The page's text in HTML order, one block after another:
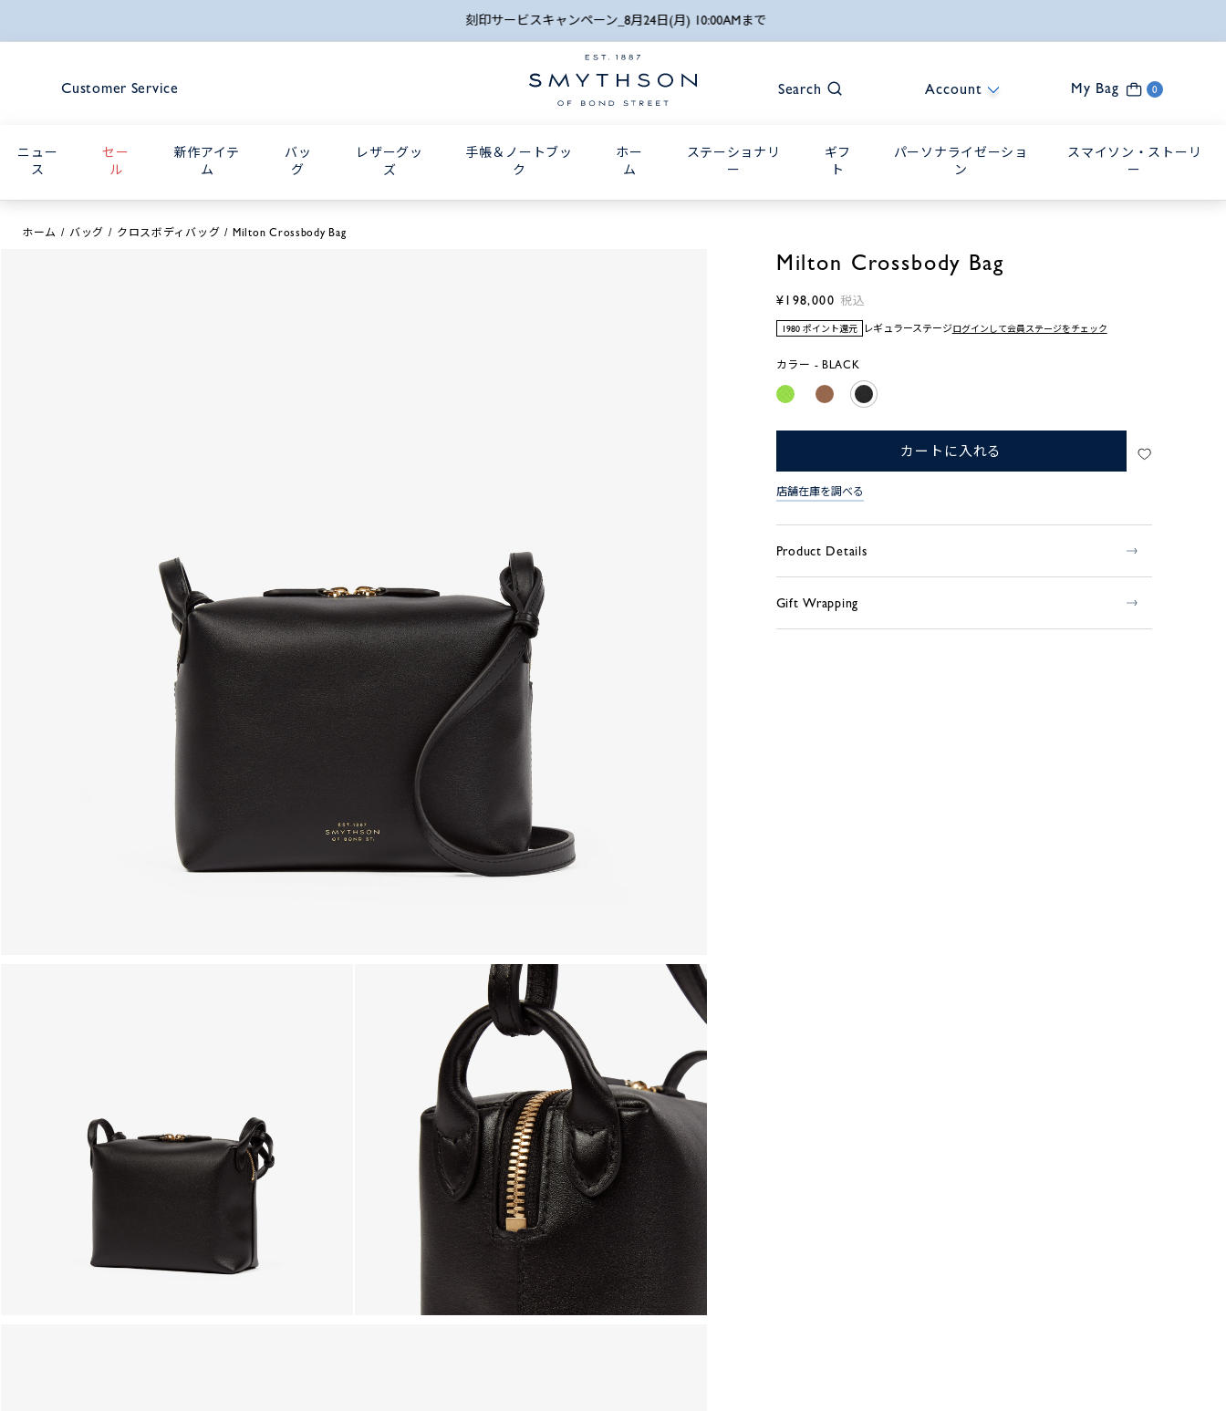
刻印サービスキャンペーン_8月24日(月) 10:00AMまで
Customer Service Search Account My Bag 0
ニュー
ス
セー
ル
新作アイテ
ム
バッ
グ
レザーグッ
ズ
手帳＆ノートブッ
ク
ホー
ム
ステーショナリ
ー
ギフ
ト
パーソナライゼーショ
ン
スマイソン・ストーリ
ー
ホーム バッグ クロスボディバッグ Milton Crossbody Bag
Milton Crossbody Bag
¥198,000 税込
1980 ポイント還元 レギュラーステージログインして会員ステージをチェック
カラー - BLACK
カートに入れる
店舗在庫を調べる
Product Details
Gift Wrapping